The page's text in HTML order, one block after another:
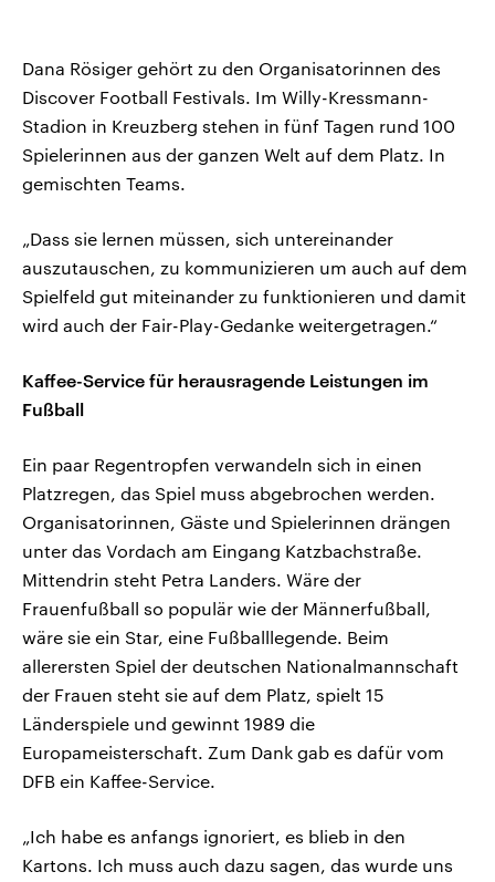
Dana Rösiger gehört zu den Organisatorinnen des
Discover Football Festivals. Im Willy-Kressmann-
Stadion in Kreuzberg stehen in fünf Tagen rund 100
Spielerinnen aus der ganzen Welt auf dem Platz. In
gemischten Teams.
„Dass sie lernen müssen, sich untereinander
auszutauschen, zu kommunizieren um auch auf dem
Spielfeld gut miteinander zu funktionieren und damit
wird auch der Fair-Play-Gedanke weitergetragen.“
Kaffee-Service für herausragende Leistungen im
Fußball
Ein paar Regentropfen verwandeln sich in einen
Platzregen, das Spiel muss abgebrochen werden.
Organisatorinnen, Gäste und Spielerinnen drängen
unter das Vordach am Eingang Katzbachstraße.
Mittendrin steht Petra Landers. Wäre der
Frauenfußball so populär wie der Männerfußball,
wäre sie ein Star, eine Fußballlegende. Beim
allerersten Spiel der deutschen Nationalmannschaft
der Frauen steht sie auf dem Platz, spielt 15
Länderspiele und gewinnt 1989 die
Europameisterschaft. Zum Dank gab es dafür vom
DFB ein Kaffee-Service.
„Ich habe es anfangs ignoriert, es blieb in den
Kartons. Ich muss auch dazu sagen, das wurde uns